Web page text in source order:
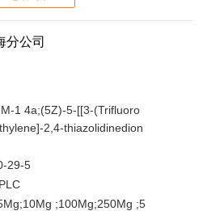
分公司
1 4a;(5Z)-5-[[3-(Trifluoro
2,4-thiazolidinedion
29-5
;100Mg;250Mg ;5